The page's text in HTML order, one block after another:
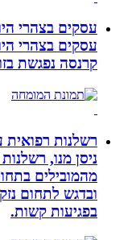
עסקים בצהרי היום
עסקים בצהרי היום -
קרנסה נפגשת בזום
רשלנות רפואית עו”ד
ניסן מנו, רשלנות
מהמובילים בתחום
ובדגש לתחום נזקי
בפגיעות קשות.